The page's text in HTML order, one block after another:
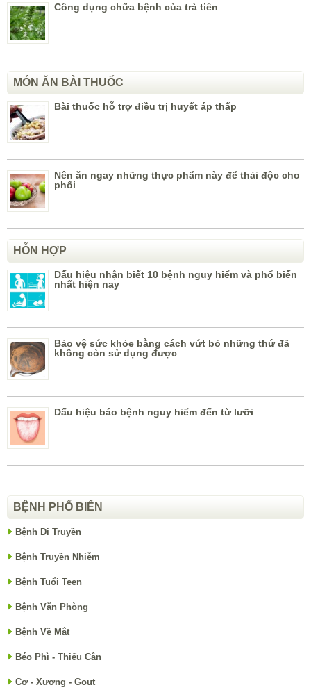
Công dụng chữa bệnh của trà tiên
MÓN ĂN BÀI THUỐC
Bài thuốc hỗ trợ điều trị huyết áp thấp
Nên ăn ngay những thực phẩm này để thải độc cho
phổi
HỖN HỢP
Dấu hiệu nhận biết 10 bệnh nguy hiểm và phổ biến
nhất hiện nay
Bảo vệ sức khỏe bằng cách vứt bỏ những thứ đã
không còn sử dụng được
Dấu hiệu báo bệnh nguy hiểm đến từ lưỡi
BỆNH PHỔ BIẾN
Bệnh Di Truyền
Bệnh Truyền Nhiễm
Bệnh Tuổi Teen
Bệnh Văn Phòng
Bệnh Về Mắt
Béo Phì - Thiếu Cân
Cơ - Xương - Gout